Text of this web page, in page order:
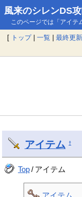
風来のシレンDS
このページでは「アイテ
[ トップ| 一覧 | 最終更新
アイテム †
Top/ アイテム